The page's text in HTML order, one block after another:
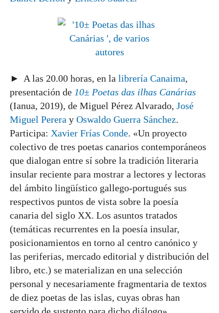
► A las 20.00 horas, en la librería Canaima,
presentación de 10± Poetas das ilhas Canárias
(Ianua, 2019), de Miguel Pérez Alvarado, José
Miguel Perera y Oswaldo Guerra Sánchez.
Participa: Xavier Frías Conde. «Un proyecto
colectivo de tres poetas canarios contemporáneos
que dialogan entre sí sobre la tradición literaria
insular reciente para mostrar a lectores y lectoras
del ámbito lingüístico gallego-portugués sus
respectivos puntos de vista sobre la poesía
canaria del siglo XX. Los asuntos tratados
(temáticas recurrentes en la poesía insular,
posicionamientos en torno al centro canónico y
las periferias, mercado editorial y distribución del
libro, etc.) se materializan en una selección
personal y necesariamente fragmentaria de textos
de diez poetas de las islas, cuyas obras han